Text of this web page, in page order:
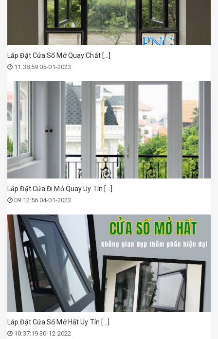
Lắp Đặt Cửa Sổ Mở Quay Chất [...]
11:38:59 05-01-2023
Lắp Đặt Cửa Đi Mở Quay Uy Tín [...]
09:12:56 04-01-2023
Lắp Đặt Cửa Sổ Mở Hất Uy Tín [...]
10:37:19 30-12-2022